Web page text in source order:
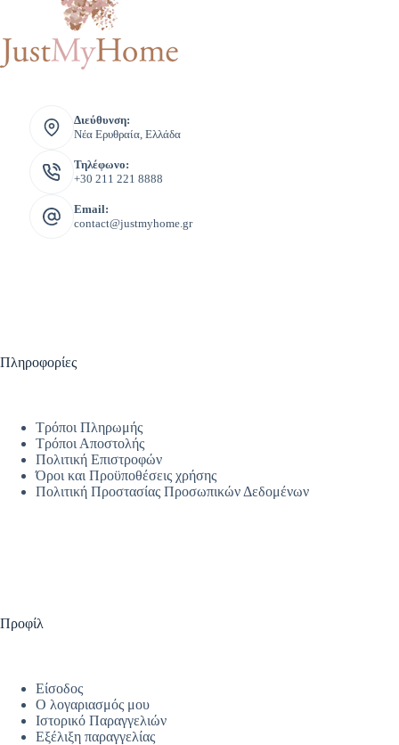
Διεύθυνση:
Νέα Ερυθραία, Ελλάδα
Τηλέφωνο:
+30 211 221 8888
Email:
contact@justmyhome.gr
Πληροφορίες
Τρόποι Πληρωμής
Τρόποι Αποστολής
Πολιτική Επιστροφών
Όροι και Προϋποθέσεις χρήσης
Πολιτική Προστασίας Προσωπικών Δεδομένων
Προφίλ
Είσοδος
Ο λογαριασμός μου
Ιστορικό Παραγγελιών
Εξέλιξη παραγγελίας